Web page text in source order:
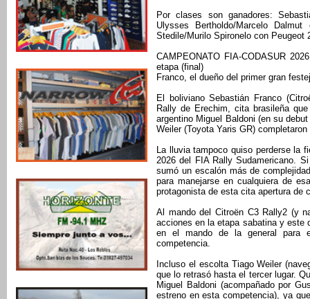
Por clases son ganadores:
Ulysses Bertholdo/Marcelo
Stedile/Murilo Spironelo con Peugeot
CAMPEONATO FIA-CODASUR
etapa (final)
Franco, el dueño del primer gran
El boliviano Sebastián Franco
Rally de Erechim, cita brasileña
argentino Miguel Baldoni (en su
Weiler (Toyota Yaris GR) completaron
La lluvia tampoco quiso perderse la
2026 del FIA Rally Sudamericano.
sumó un escalón más de
para manejarse en cualquiera de
protagonista de esta cita apertura de
Al mando del Citroën C3 Rally2 (y
acciones en la etapa sabatina y este
en el mando de la general para
competencia.
Incluso el escolta Tiago Weiler
que lo retrasó hasta el tercer lugar.
Miguel Baldoni (acompañado por
estreno en esta competencia), ya